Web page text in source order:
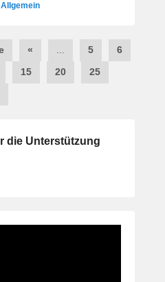
Allgemein
« 5
6
15 20
25
die Unterstützung